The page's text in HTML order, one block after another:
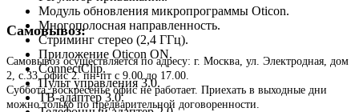
Модуль обновления микропрограммы Oticon.
Многополосная направленность.
Стриминг стерео (2,4 ГГц).
Приложение Oticon ON.
ConnectClip.
Пульт управления 3.0.
ТВ-адаптер 3.0.
Самовывоз:
Самовывоз осуществляется по адресу: г. Москва, ул. Электродная, дом
2, с.33, офис 2. пн-пт с 9.00 до 17.00.
Суббота, воскресенье офис не работает. Приехать в выходные дни
можно только по предварительной договоренности.